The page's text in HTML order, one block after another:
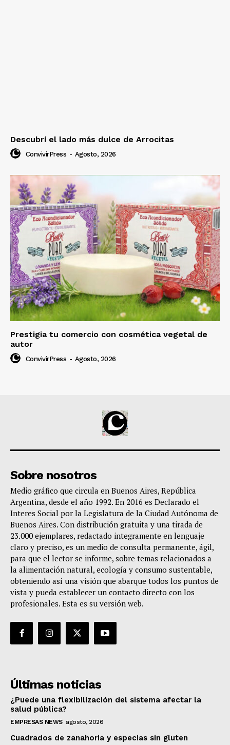
Descubrí el lado más dulce de Arrocitas
ConvivirPress - Agosto, 2026
Prestigia tu comercio con cosmética vegetal de
autor
ConvivirPress - Agosto, 2026
Sobre nosotros
Medio gráfico que circula en Buenos Aires, República
Argentina, desde el año 1992. En 2016 es Declarado el
Interes Social por la Legislatura de la Ciudad Autónoma de
Buenos Aires. Con distribución gratuita y una tirada de
23.000 ejemplares, redactado integramente en lenguaje
claro y preciso, es un medio de consulta permanente, ágil,
para que el lector se informe, sobre temas relacionados a
la alimentación natural, ecología y consumo sustentable,
obteniendo así una visión que abarque todos los puntos de
vista y pueda establecer un contacto directo con los
profesionales. Esta es su versión web.
Últimas noticias
¿Puede una flexibilización del sistema afectar la
salud pública?
EMPRESAS NEWS agosto, 2026
Cuadrados de zanahoria y especias sin gluten